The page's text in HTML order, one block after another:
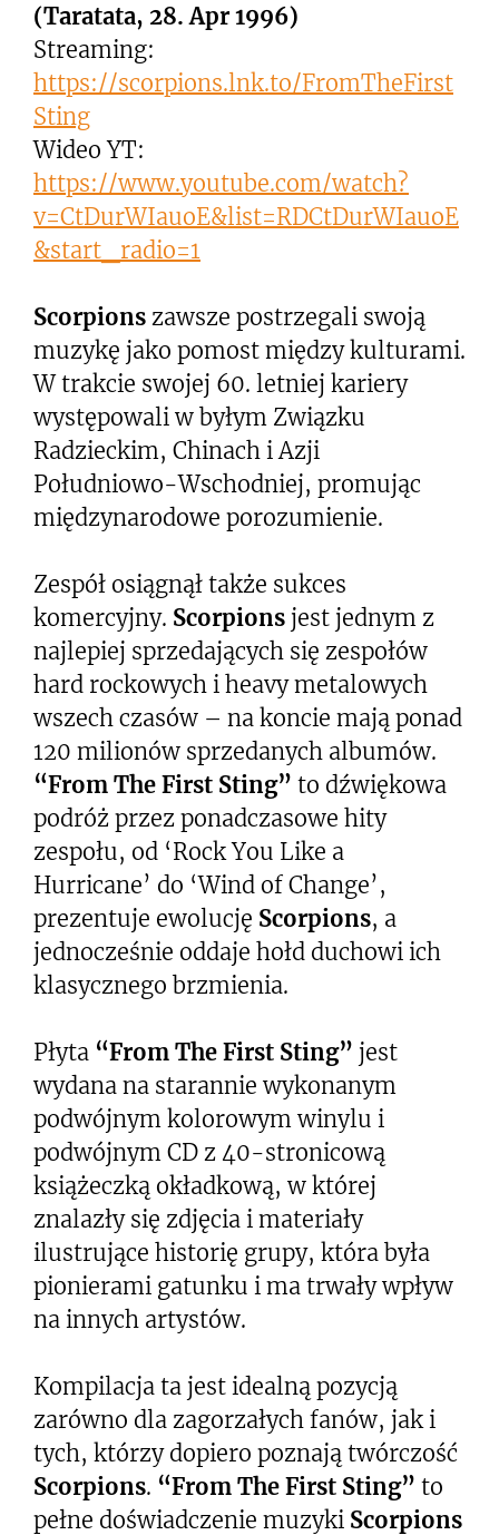
(Taratata, 28. Apr 1996)
Streaming:
https://scorpions.lnk.to/FromTheFirst
Sting
Wideo YT:
https://www.youtube.com/watch?
v=CtDurWIauoE&list=RDCtDurWIauoE
&start_radio=1
Scorpions zawsze postrzegali swoją
muzykę jako pomost między kulturami.
W trakcie swojej 60. letniej kariery
występowali w byłym Związku
Radzieckim, Chinach i Azji
Południowo-Wschodniej, promując
międzynarodowe porozumienie.
Zespół osiągnął także sukces
komercyjny. Scorpions jest jednym z
najlepiej sprzedających się zespołów
hard rockowych i heavy metalowych
wszech czasów – na koncie mają ponad
120 milionów sprzedanych albumów.
“From The First Sting” to dźwiękowa
podróż przez ponadczasowe hity
zespołu, od ‘Rock You Like a
Hurricane’ do ‘Wind of Change’,
prezentuje ewolucję Scorpions, a
jednocześnie oddaje hołd duchowi ich
klasycznego brzmienia.
Płyta “From The First Sting” jest
wydana na starannie wykonanym
podwójnym kolorowym winylu i
podwójnym CD z 40-stronicową
książeczką okładkową, w której
znalazły się zdjęcia i materiały
ilustrujące historię grupy, która była
pionierami gatunku i ma trwały wpływ
na innych artystów.
Kompilacja ta jest idealną pozycją
zarówno dla zagorzałych fanów, jak i
tych, którzy dopiero poznają twórczość
Scorpions. “From The First Sting” to
pełne doświadczenie muzyki Scorpions